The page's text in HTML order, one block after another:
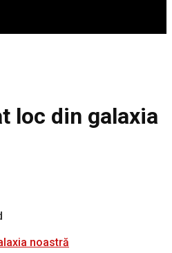
loc din galaxia